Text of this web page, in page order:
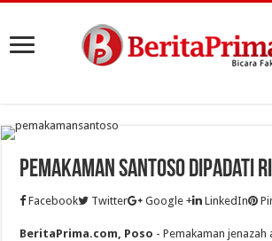
Pemakaman Santoso Dipadati
Facebook Twitter Google + LinkedIn
BeritaPrima.com, Poso - Pemakaman